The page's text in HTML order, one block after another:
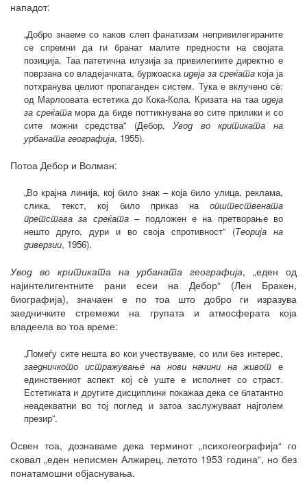
нападот:
„Добро знаеме со каков слеп фанатизам непривилегираните
се спремни да ги бранат малите предности на својата
позиција. Таа патетична илузија за привилегиите директно е
поврзана со владејачката, буржоаска идеја за среќата која ја
потхранува целиот пропаганден систем. Тука е вклучено сè:
од Марлоовата естетика до Кока-Кола. Кризата на таа идеја
за среќатамора да биде поттикнувана во сите прилики и со
сите можни средства“ (Дебор,Увод во критиката на
урбаната географија, 1955).
Потоа Дебор и Волман:
„Во крајна линија, кој било знак – која било улица, реклама,
слика, текст, кој било приказ на општествената
претстава за среќата– подложен е на претворање во
нешто друго, дури и во своја спротивност“ (Теорија на
диверзии, 1956).
Увод во критиката на урбаната географија, „еден од
најинтелигентните рани есеи на Дебор“ (Лен Бракен,
биографија), значаен е по тоа што добро ги изразува
заедничките стремежи на групата и атмосферата која
владеела во тоа време:
„Помеѓу сите нешта во кои учествуваме, со или без интерес,
заедничкото истражување на нови начини на живот е
единствениот аспект кој сè уште е исполнет со страст.
Естетиката и другите дисциплини покажаа дека се блатантно
неадекватни во тој поглед и затоа заслужуваат најголем
презир“.
Освен тоа, дознаваме дека терминот „психогеографија“ го
сковал „еден неписмен Алжирец, летото 1953 година“, но без
понатамошни објаснувања.